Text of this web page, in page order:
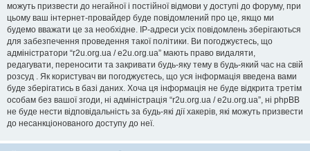
можуть призвести до негайної і постійної відмови у доступі до форуму, при
цьому ваш інтернет-провайдер буде повідомлений про це, якщо ми
будемо вважати це за необхідне. IP-адреси усіх повідомлень зберігаються
для забезпечення проведення такої політики. Ви погоджуєтесь, що
адміністратори “r2u.org.ua / e2u.org.ua” мають право видаляти,
редагувати, переносити та закривати будь-яку тему в будь-який час на свій
розсуд . Як користувач ви погоджуєтесь, що уся інформація введена вами
буде зберігатись в базі даних. Хоча ця інформація не буде відкрита третім
особам без вашої згоди, ні адміністрація “r2u.org.ua / e2u.org.ua”, ні phpBB
не буде нести відповідальність за будь-які дії хакерів, які можуть призвести
до несанкціонованого доступу до неї.